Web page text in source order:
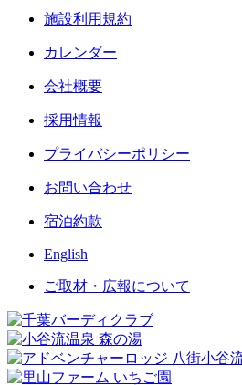
施設利用規約
カレンダー
会社概要
採用情報
プライバシーポリシー
お問い合わせ
宿泊約款
English
ご取材・広報について